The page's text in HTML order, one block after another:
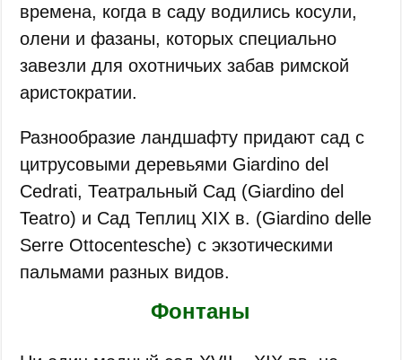
времена, когда в саду водились косули,
олени и фазаны, которых специально
завезли для охотничьих забав римской
аристократии.
Разнообразие ландшафту придают сад с
цитрусовыми деревьями Giardino del
Cedrati, Театральный Сад (Giardino del
Teatro) и Сад Теплиц XIX в. (Giardino delle
Serre Ottocentesche) с экзотическими
пальмами разных видов.
Фонтаны